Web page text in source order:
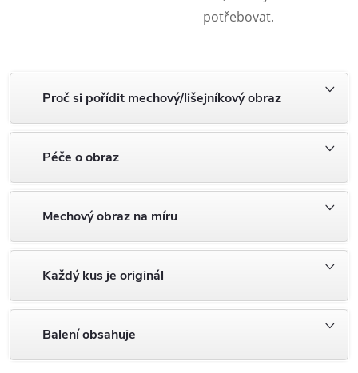
potřebovat.
Proč si pořídit mechový/lišejníkový obraz
Péče o obraz
Mechový obraz na míru
Každý kus je originál
Balení obsahuje